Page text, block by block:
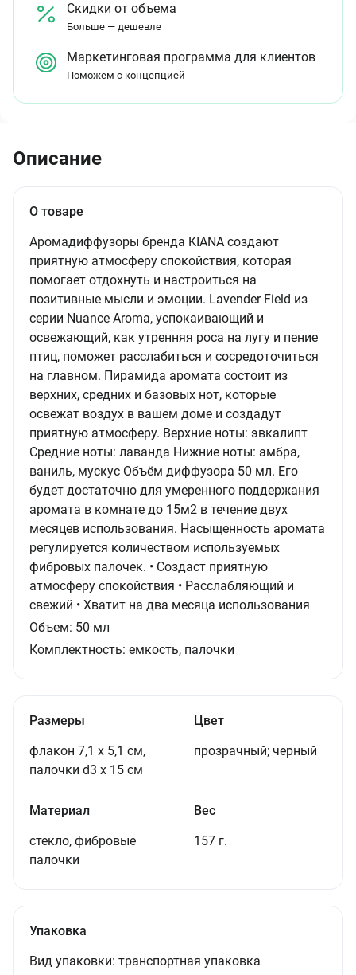
Скидки от объема
Больше — дешевле
Маркетинговая программа для клиентов
Поможем с концепцией
Описание
О товаре
Аромадиффузоры бренда KIANA создают
приятную атмосферу спокойствия, которая
помогает отдохнуть и настроиться на
позитивные мысли и эмоции. Lavender Field из
серии Nuance Aroma, успокаивающий и
освежающий, как утренняя роса на лугу и пение
птиц, поможет расслабиться и сосредоточиться
на главном. Пирамида аромата состоит из
верхних, средних и базовых нот, которые
освежат воздух в вашем доме и создадут
приятную атмосферу. Верхние ноты: эвкалипт
Средние ноты: лаванда Нижние ноты: амбра,
ваниль, мускус Объём диффузора 50 мл. Его
будет достаточно для умеренного поддержания
аромата в комнате до 15м2 в течение двух
месяцев использования. Насыщенность аромата
регулируется количеством используемых
фибровых палочек. • Создаст приятную
атмосферу спокойствия • Расслабляющий и
свежий • Хватит на два месяца использования
Объем: 50 мл
Комплектность: емкость, палочки
Размеры
флакон 7,1 x 5,1 см,
палочки d3 x 15 см
Цвет
прозрачный; черный
Материал
стекло, фибровые
палочки
Вес
157 г.
Упаковка
Вид упаковки: транспортная упаковка